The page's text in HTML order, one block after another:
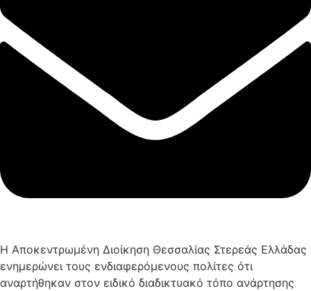
Η Αποκεντρωμένη Διοίκηση Θεσσαλίας Στερεάς Ελλάδας
ενημερώνει τους ενδιαφερόμενους πολίτες ότι
αναρτήθηκαν στον ειδικό διαδικτυακό τόπο ανάρτησης